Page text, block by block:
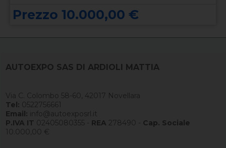
Prezzo 10.000,00 €
AUTOEXPO SAS DI ARDIOLI MATTIA
Via C. Colombo 58-60, 42017 Novellara
Tel: 0522756661
Email: info@autoexposrl.it
P.IVA IT 02405080355 - REA 278490 - Cap. Sociale
10.000,00 €